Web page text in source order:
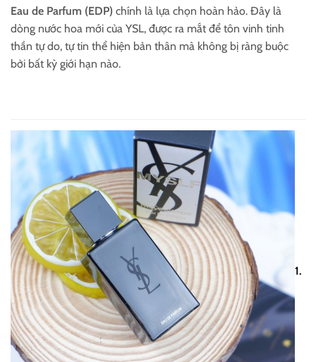
Eau de Parfum (EDP) chính là lựa chọn hoàn hảo. Đây là
dòng nước hoa mới của YSL, được ra mắt để tôn vinh tinh
thần tự do, tự tin thể hiện bản thân mà không bị ràng buộc
bởi bất kỳ giới hạn nào.
1.